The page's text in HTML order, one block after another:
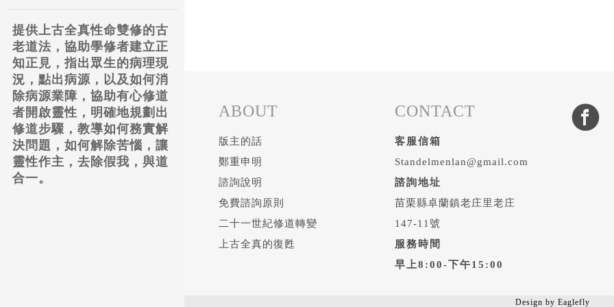
提供上古全真性命雙修的古
老道法，協助學修者建立正
知正見，指出眾生的病理現
況，點出病源，以及如何消
除病源業障，協助有心修道
者開啟靈性，明確地規劃出
修道步驟，教導如何務實解
決問題，如何解除苦惱，讓
靈性作主，去除假我，與道
合一。
ABOUT
版主的話
鄭重申明
諮詢說明
免費諮詢原則
二十一世紀修道轉變
上古全真的復甦
CONTACT
客服信箱
Standelmenlan@gmail.com
諮詢地址
苗栗縣卓蘭鎮老庄里老庄
147-11號
服務時間
早上8:00-下午15:00
Design by Eaglefly